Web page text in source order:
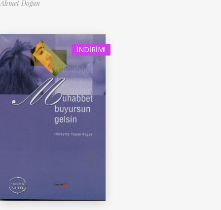
Ahmet Doğan
İNDIRIM!